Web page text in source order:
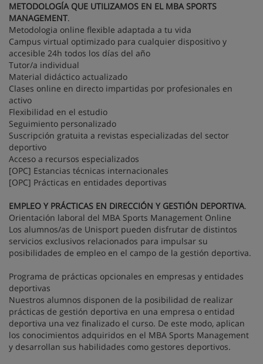
METODOLOGÍA QUE UTILIZAMOS EN EL MBA SPORTS
MANAGEMENT.
Metodologia online flexible adaptada a tu vida
Campus virtual optimizado para cualquier dispositivo y
accesible 24h todos los días del año
Tutor/a individual
Material didáctico actualizado
Clases online en directo impartidas por profesionales en
activo
Flexibilidad en el estudio
Seguimiento personalizado
Suscripción gratuita a revistas especializadas del sector
deportivo
Acceso a recursos especializados
[OPC] Estancias técnicas internacionales
[OPC] Prácticas en entidades deportivas
EMPLEO Y PRÁCTICAS EN DIRECCIÓN Y GESTIÓN DEPORTIVA.
Orientación laboral del MBA Sports Management Online
Los alumnos/as de Unisport pueden disfrutar de distintos
servicios exclusivos relacionados para impulsar su
posibilidades de empleo en el campo de la gestión deportiva.
Programa de prácticas opcionales en empresas y entidades
deportivas
Nuestros alumnos disponen de la posibilidad de realizar
prácticas de gestión deportiva en una empresa o entidad
deportiva una vez finalizado el curso. De este modo, aplican
los conocimientos adquiridos en el MBA Sports Management
y desarrollan sus habilidades como gestores deportivos.